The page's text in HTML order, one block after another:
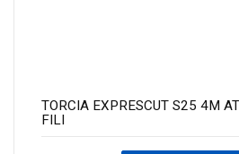
TORCIA EXPRESCUT S25 4M
FILI